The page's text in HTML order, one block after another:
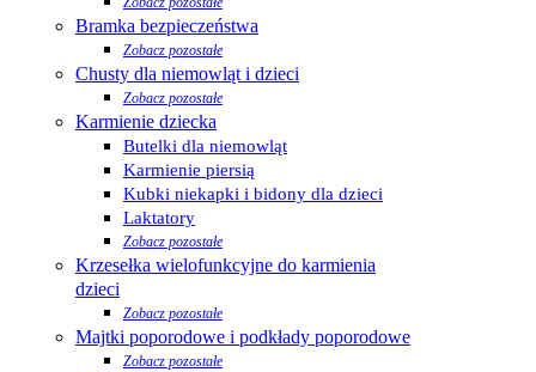
Bramka bezpieczeństwa
Zobacz pozostałe
Chusty dla niemowląt i dzieci
Zobacz pozostałe
Karmienie dziecka
Butelki dla niemowląt
Karmienie piersią
Kubki niekapki i bidony dla dzieci
Laktatory
Zobacz pozostałe
Krzesełka wielofunkcyjne do karmienia
dzieci
Zobacz pozostałe
Majtki poporodowe i podkłady poporodowe
Zobacz pozostałe